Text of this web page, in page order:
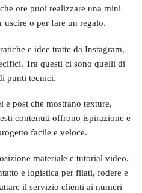
ore puoi realizzare una mini
uscire o per fare un regalo.
e idee tratte da Instagram,
Tra questi ci sono quelli di
punti tecnici.
e post che mostrano texture,
contenuti offrono ispirazione e
facile e veloce.
materiale e tutorial video.
e logistica per filati, fodere e
il servizio clienti ai numeri